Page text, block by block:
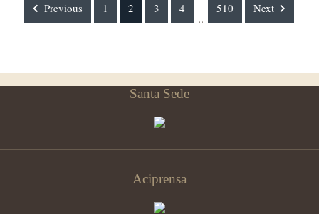
Previous 1 2 3 4
..
510 Next
Santa Sede
Aciprensa